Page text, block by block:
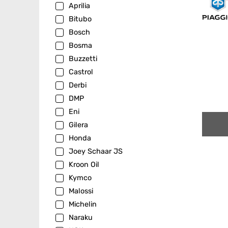
Aprilia
Bitubo
Bosch
Bosma
Buzzetti
Castrol
Derbi
DMP
Eni
Gilera
Honda
Joey Schaar JS
Kroon Oil
Kymco
Malossi
Michelin
Naraku